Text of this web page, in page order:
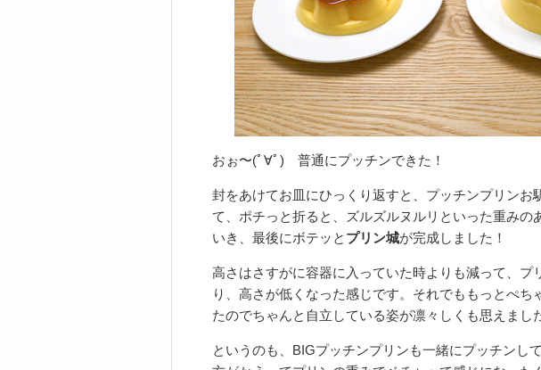
おぉ〜(ﾟ∀ﾟ) 普通にプッチンできた！
封をあけてお皿にひっくり返すと、プッチンプリンお
て、ポチっと折ると、ズルズルヌルリといった重みの
いき、最後にボテッと プリン城が完成しました！
高さはさすがに容器に入っていた時よりも減って、プ
り、高さが低くなった感じです。それでももっとぺち
たのでちゃんと自立している姿が凛々しくも思えまし
というのも、BIGプッチンプリンも一緒にプッチンし